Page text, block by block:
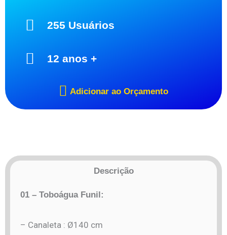
255 Usuários
12 anos +
Adicionar ao Orçamento
Descrição
01 – Toboágua Funil:
– Canaleta : Ø140 cm